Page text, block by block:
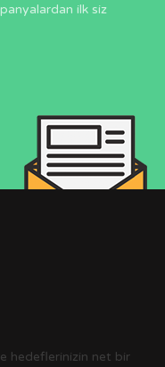
ilk siz
hedeflerinizin net bir